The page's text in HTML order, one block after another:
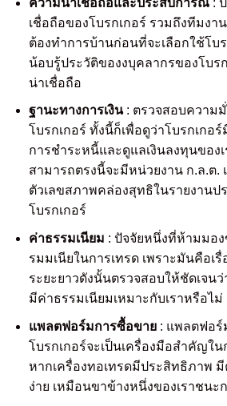
เชื่อถือของโบรกเกอร์ รวมถึงทีมงา
ต้องทำการบ้านก่อนที่จะเลือกใช้โบ
น้อบรู้ประวัติของงบุคลากรของโบร
น่าเชื่อถือ
ฐานะทางการเงิน: ตรวจสอบความมั่
โบรกเกอร์ ทั้งนี้ก็เพื่อดูว่าโบรกเกอ
การชำระหนี้และดูแลเงินลงทุนของ
สามารถตรงนี้จะมีหน่วยงาน ก.ล.ต.
ตัวเลขสภาพคล่องสุทธิในรายงานป
โบรกเกอร์
ค่าธรรมเนียม : ปัจจัยหนึ่งที่ห้ามมอ
รมมเนียในการเทรด เพราะมันคือเรื่
ระยะยาวดังนั้นตรวจสอบให้ชัดเจนว่
มีค่าธรรมเนียมเหมาะกับเราหรือไม่
แพลตฟอร์มการซื้อขาย: แพลตฟอร์
โบรกเกอร์จะเป็นเครื่องมือสำคัญใ
หากเครื่องทอเทรดมีประสิทธิภาพ มี
ง่าย เหมือนขาข้างหนึ่งของเราชนะ